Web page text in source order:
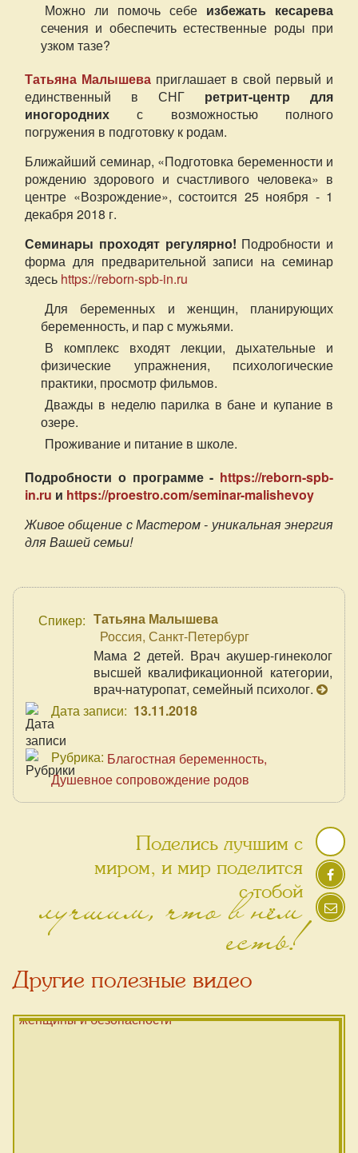
Можно ли помочь себе избежать кесарева
сечения и обеспечить естественные роды при
узком тазе?
Татьяна Малышева приглашает в свой первый и
единственный в СНГ ретрит-центр для
иногородних с возможностью полного
погружения в подготовку к родам.
Ближайший семинар, «Подготовка беременности и
рождению здорового и счастливого человека» в
центре «Возрождение», состоится 25 ноября - 1
декабря 2018 г.
Семинары проходят регулярно! Подробности и
форма для предварительной записи на семинар
здесь https://reborn-spb-in.ru
Для беременных и женщин, планирующих
беременность, и пар с мужьями.
В комплекс входят лекции, дыхательные и
физические упражнения, психологические
практики, просмотр фильмов.
Дважды в неделю парилка в бане и купание в
озере.
Проживание и питание в школе.
Подробности о программе - https://reborn-spb-
in.ru и https://proestro.com/seminar-malishevoy
Живое общение с Мастером - уникальная энергия
для Вашей семьи!
Спикер: Татьяна Малышева
Россия, Санкт-Петербург
Мама 2 детей. Врач акушер-гинеколог
высшей квалификационной категории,
врач-натуропат, семейный психолог.
Дата записи: 13.11.2018
Рубрика: Благостная беременность
Душевное сопровождение родов
Поделись лучшим с
миром, и мир поделится
с тобой
лучшим, что в нём
есть!
Другие полезные видео